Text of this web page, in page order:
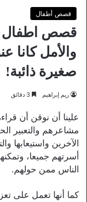
قصص أطفال
قصص اطفال
والأمل كانا
صغيرة ذائبة!
ريم إبراهيم
علينا أن نوقن أن
مشاعرهم والتعبير
الآخرين واستيعابها
أسرتهم جميعا،
الناس ممن حولهم.
كما أنها تعمل على